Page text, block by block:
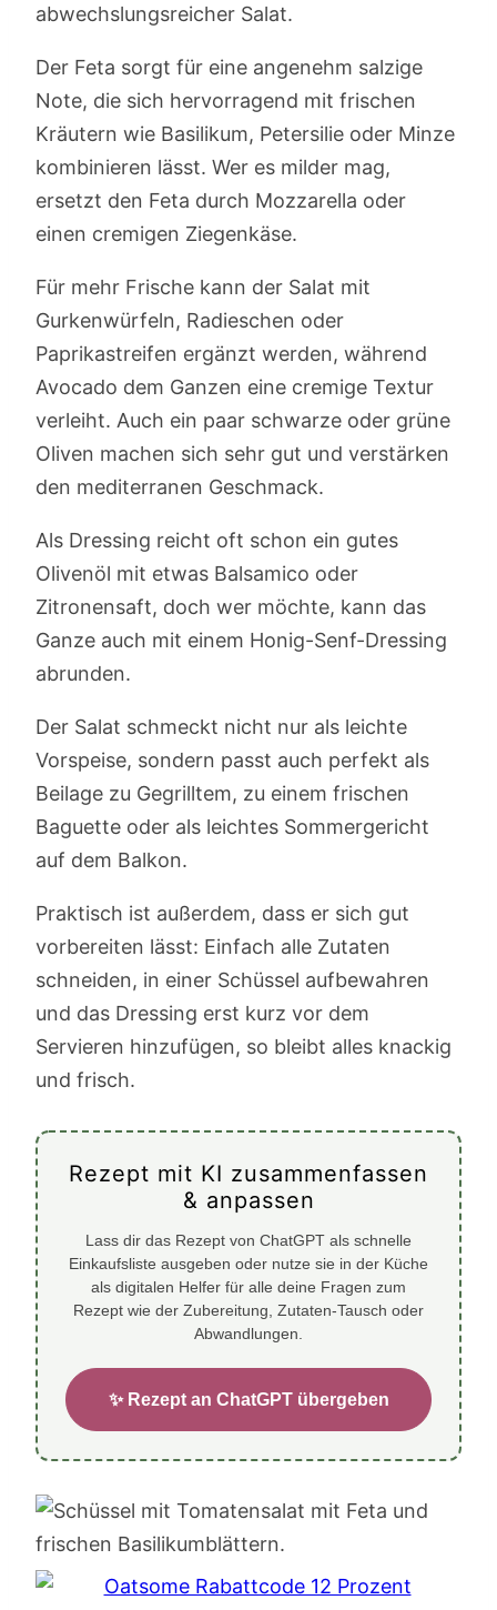
abwechslungsreicher Salat.
Der Feta sorgt für eine angenehm salzige
Note, die sich hervorragend mit frischen
Kräutern wie Basilikum, Petersilie oder Minze
kombinieren lässt. Wer es milder mag,
ersetzt den Feta durch Mozzarella oder
einen cremigen Ziegenkäse.
Für mehr Frische kann der Salat mit
Gurkenwürfeln, Radieschen oder
Paprikastreifen ergänzt werden, während
Avocado dem Ganzen eine cremige Textur
verleiht. Auch ein paar schwarze oder grüne
Oliven machen sich sehr gut und verstärken
den mediterranen Geschmack.
Als Dressing reicht oft schon ein gutes
Olivenöl mit etwas Balsamico oder
Zitronensaft, doch wer möchte, kann das
Ganze auch mit einem Honig-Senf-Dressing
abrunden.
Der Salat schmeckt nicht nur als leichte
Vorspeise, sondern passt auch perfekt als
Beilage zu Gegrilltem, zu einem frischen
Baguette oder als leichtes Sommergericht
auf dem Balkon.
Praktisch ist außerdem, dass er sich gut
vorbereiten lässt: Einfach alle Zutaten
schneiden, in einer Schüssel aufbewahren
und das Dressing erst kurz vor dem
Servieren hinzufügen, so bleibt alles knackig
und frisch.
Rezept mit KI zusammenfassen
& anpassen
Lass dir das Rezept von ChatGPT als schnelle
Einkaufsliste ausgeben oder nutze sie in der Küche
als digitalen Helfer für alle deine Fragen zum
Rezept wie der Zubereitung, Zutaten-Tausch oder
Abwandlungen.
✨ Rezept an ChatGPT übergeben